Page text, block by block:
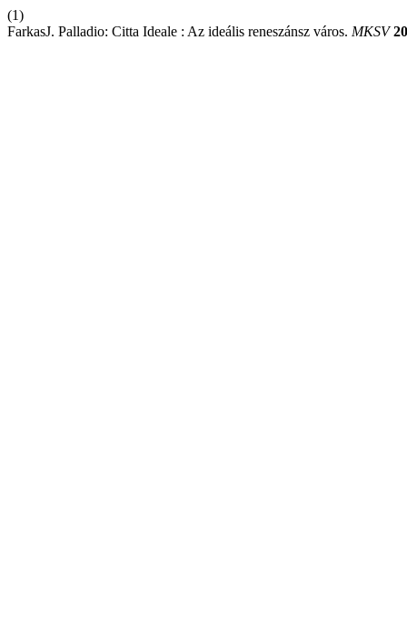
(1)
FarkasJ. Palladio: Citta Ideale : Az ideális reneszánsz város. MKSV